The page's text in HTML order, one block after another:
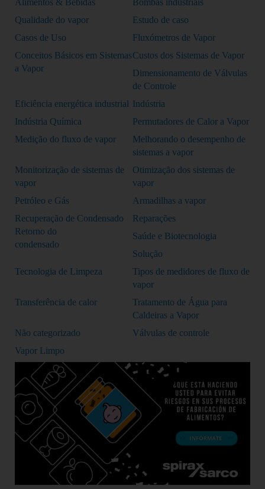
Alimentos & Bebidas
Bombas industriais
Qualidade do vapor
Estudo de caso
Casos de Uso
Fluxómetros de Vapor
Conceitos Básicos em Sistemas
a Vapor
Custos dos Sistemas de Vapor
Dimensionamento de Válvulas
de Controle
Eficiência energética industrial Indústria
Indústria Química
Permutadores de Calor a Vapor
Medição do fluxo de vapor
Melhorando o desempenho de
sistemas a vapor
Monitorização de sistemas de
vapor
Otimização dos sistemas de
vapor
Petróleo e Gás
Armadilhas a vapor
Recuperação de Condensado
Retorno do
condensado
Reparações
Saúde e Biotecnologia
Solução
Tecnologia de Limpeza
Tipos de medidores de fluxo de
vapor
Transferência de calor
Tratamento de Água para
Caldeiras a Vapor
Não categorizado
Válvulas de controle
Vapor Limpo